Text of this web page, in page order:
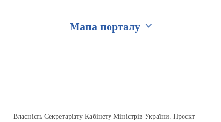
Мапа порталу
Власність Секретаріату Кабінету Міністрів України. Проєкт